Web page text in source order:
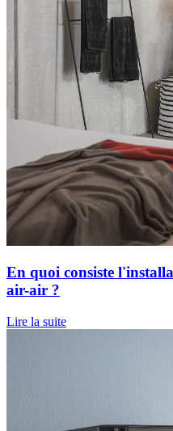
En quoi consiste
air-air ?
Lire la suite